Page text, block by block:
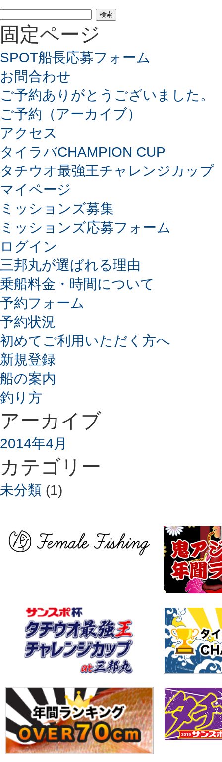
検
索:
固定ページ
SPOT船長応募フォーム
お問合わせ
ご予約ありがとうございました。
ご予約（アーカイブ）
アクセス
タイラバCHAMPION CUP
タチウオ最強王チャレンジカップ
マイページ
ミッションズ募集
ミッションズ応募フォーム
ログイン
三邦丸が選ばれる理由
乗船料金・時間について
予約フォーム
予約状況
初めてご利用いただく方へ
新規登録
船の案内
釣り方
アーカイブ
2014年4月
カテゴリー
未分類 (1)